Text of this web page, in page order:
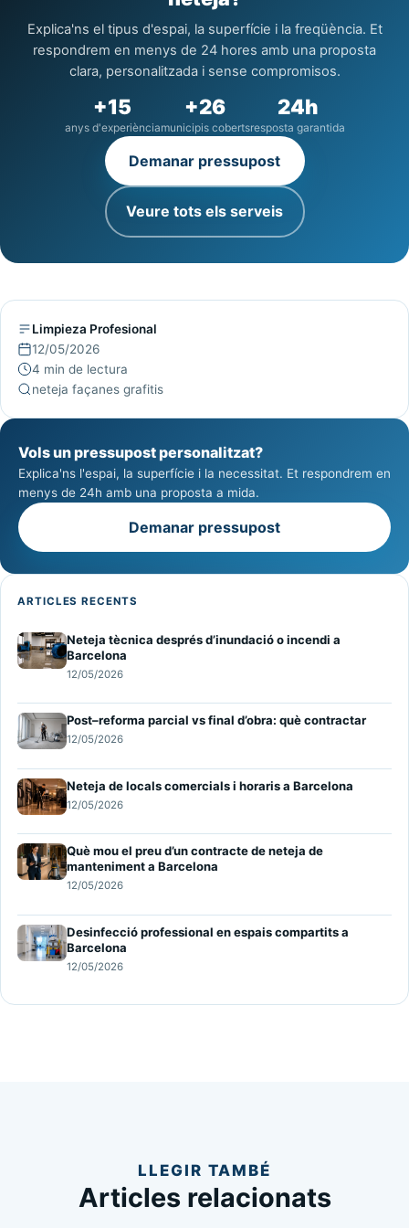
Explica'ns el tipus d'espai, la superfície i la freqüència. Et
respondrem en menys de 24 hores amb una proposta
clara, personalitzada i sense compromisos.
+15
anys d'experiència
+26
municipis coberts
24h
resposta garantida
Demanar pressupost
Veure tots els serveis
Limpieza Profesional
12/05/2026
4 min de lectura
neteja façanes grafitis
Vols un pressupost personalitzat?
Explica'ns l'espai, la superfície i la necessitat. Et respondrem en
menys de 24h amb una proposta a mida.
Demanar pressupost
ARTICLES RECENTS
Neteja tècnica després d’inundació o incendi a
Barcelona
12/05/2026
Post–reforma parcial vs final d’obra: què contractar
12/05/2026
Neteja de locals comercials i horaris a Barcelona
12/05/2026
Què mou el preu d’un contracte de neteja de
manteniment a Barcelona
12/05/2026
Desinfecció professional en espais compartits a
Barcelona
12/05/2026
LLEGIR TAMBÉ
Articles relacionats